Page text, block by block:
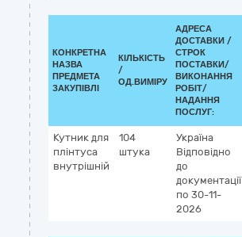
КОНКРЕТНА
НАЗВА
ПРЕДМЕТА
ЗАКУПІВЛІ
КІЛЬКІСТЬ
/
ОД.ВИМІРУ
АДРЕСА
ДОСТАВКИ /
СТРОК
ПОСТАВКИ/
ВИКОНАННЯ
РОБІТ/
НАДАННЯ
ПОСЛУГ:
Кутник для
плінтуса
внутрішній
104
штука
Україна
Відповідно
до
документації
по 30-11-
2026